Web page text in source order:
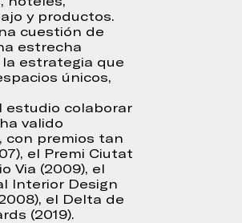
y productos.
cuestión de
estrecha
estrategia que
únicos,
estudio colaborar
valido
con premios tan
el Premi Ciutat
Via (2009), el
Interior Design
el Delta de
(2019).